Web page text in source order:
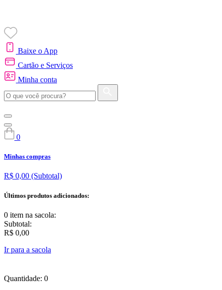
Baixe o App
Cartão e Serviços
Minha conta
0
Minhas compras
R$ 0,00 (Subtotal)
Últimos produtos adicionados:
0 item na sacola:
Subtotal:
R$ 0,00
Ir para a sacola
Quantidade: 0